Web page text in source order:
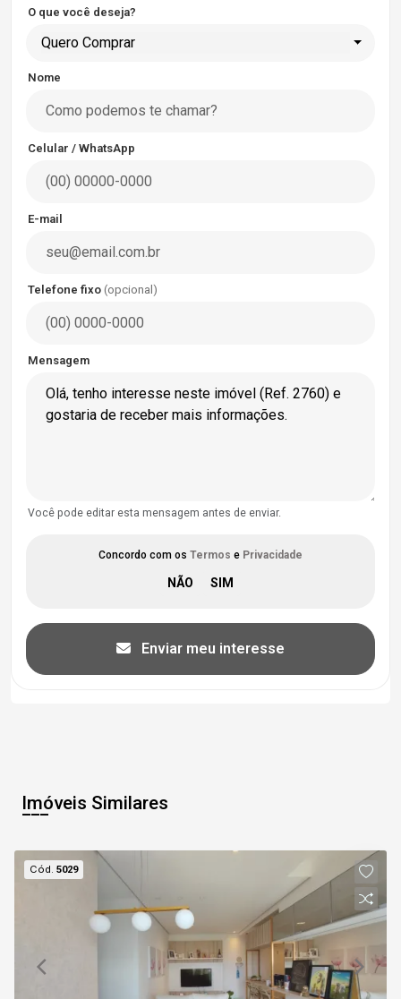
O que você deseja?
Quero Comprar
Nome
Celular / WhatsApp
E-mail
Telefone fixo (opcional)
Mensagem
Você pode editar esta mensagem antes de enviar.
Concordo com os Termos e Privacidade
Enviar meu interesse
Imóveis Similares
Cód.5029